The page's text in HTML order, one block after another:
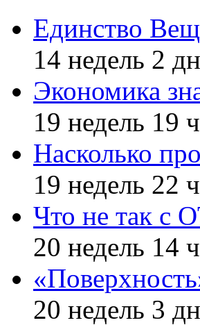
Единство
14 недель 2
Экономика
19 недель 19
Насколько
19 недель 22
Что не так с
20 недель 14
20 недель 3